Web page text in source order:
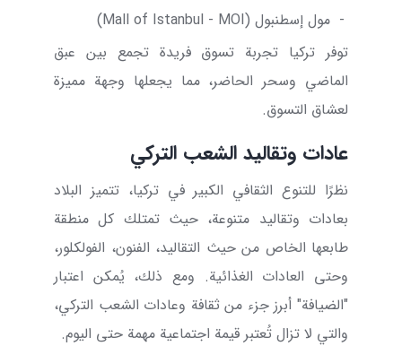
- مول إسطنبول (Mall of Istanbul - MOI
)
توفر تركيا تجربة تسوق فريدة تجمع بين عبق
الماضي وسحر الحاضر، مما يجعلها وجهة مميزة
لعشاق التسوق.
عادات وتقاليد الشعب التركي
نظرًا للتنوع الثقافي الكبير في تركيا، تتميز البلاد
بعادات وتقاليد متنوعة، حيث تمتلك كل منطقة
طابعها الخاص من حيث التقاليد، الفنون، الفولكلور،
وحتى العادات الغذائية. ومع ذلك، يُمكن اعتبار
"الضيافة" أبرز جزء من ثقافة وعادات الشعب التركي،
والتي لا تزال تُعتبر قيمة اجتماعية مهمة حتى اليوم.